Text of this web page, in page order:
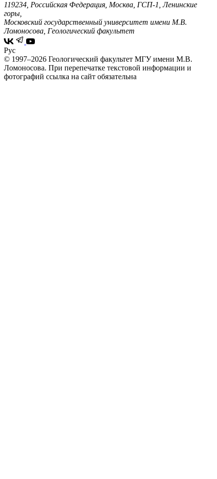
119234, Российская Федерация, Москва, ГСП-1, Ленинские
горы,
Московский государственный университет имени М.В.
Ломоносова, Геологический факультет
Рус
© 1997–2026 Геологический факультет МГУ имени М.В.
Ломоносова. При перепечатке текстовой информации и
фотографий ссылка на сайт обязательна